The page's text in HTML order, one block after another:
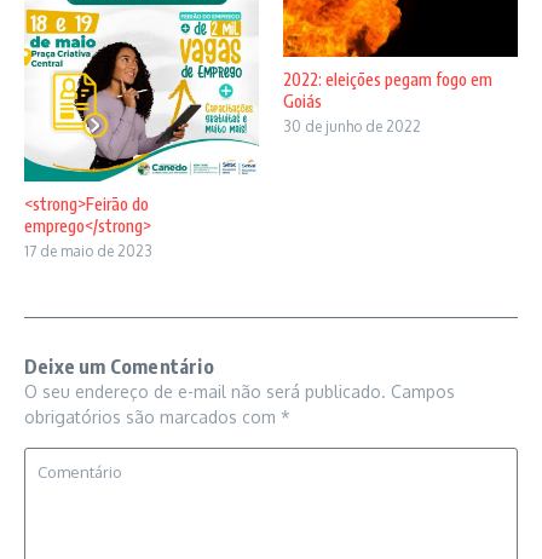
<strong>Feirão do
emprego</strong>
17 de maio de 2023
2022: eleições pegam fogo em
Goiás
30 de junho de 2022
Deixe um Comentário
O seu endereço de e-mail não será publicado. Campos
obrigatórios são marcados com *